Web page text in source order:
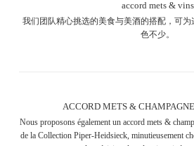
accord mets & vins
我们团队精心挑选的美食与美酒的搭配，可
色不少。
ACCORD METS &
Nous proposons également un accord mets &
de la Collection Piper-Heidsieck, minutieusement